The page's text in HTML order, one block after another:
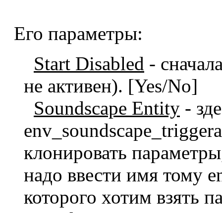
Его параметры:
Start Disabled -
не активен). [Yes/No]
Soundscape Entity -
клонировать
надо ввести имя тому
которого хотим взять